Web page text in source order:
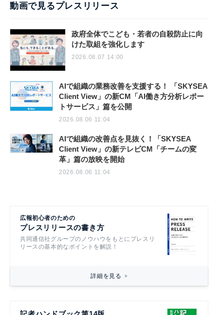
動画で見るプレスリリース
政府全体でこども・若者の自殺防止に向
けた取組を強化します
2026.08.07 14:00
AIで組織の業務改善を支援する！ 「SKYSEA
Client View」の新CM「AI働き方分析レポー
トサービス」篇を公開
2026.08.06 11:04
AIで組織の改善点を見抜く！「SKYSEA
Client View」の新テレビCM「チームの変
革」篇の放映を開始
2026.08.06 11:04
広報初心者のための
プレスリリースの書き方
共同通信社グループのノウハウをもとにプレスリ
リースの基本的なポイントを解説！
詳細を見る